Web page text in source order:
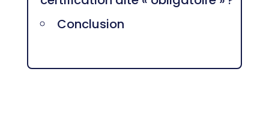
Conclusion